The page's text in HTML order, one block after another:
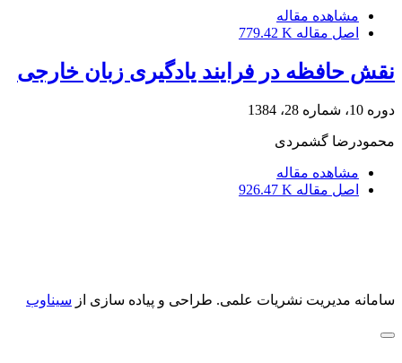
مشاهده مقاله
اصل مقاله 779.42 K
نقش حافظه در فرایند یادگیری زبان خارجی
دوره 10، شماره 28، 1384
محمودرضا گشمردی
مشاهده مقاله
اصل مقاله 926.47 K
سامانه مدیریت نشریات علمی. طراحی و پیاده سازی از سیناوب